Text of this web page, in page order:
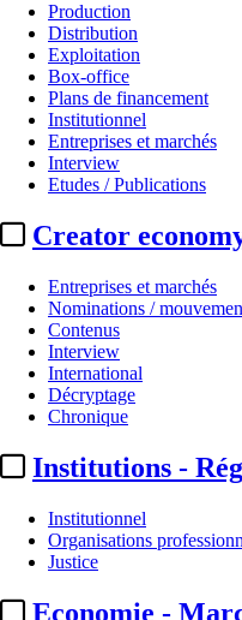
Production
Distribution
Exploitation
Box-office
Plans de financement
Institutionnel
Entreprises et marchés
Interview
Etudes / Publications
Creator
Entreprises et marchés
Nominations /
Contenus
Interview
International
Décryptage
Chronique
Institutions -
Institutionnel
Organisations
Justice
Economie -